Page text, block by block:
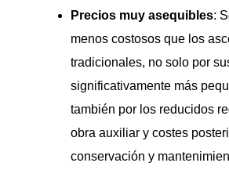
Precios muy asequibles:
menos costosos que los
tradicionales, no solo por
significativamente más
también por los reducidos
obra auxiliar y costes
conservación y